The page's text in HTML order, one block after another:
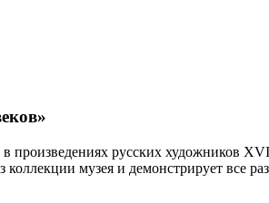
произведениях русских художников
музея и демонстрирует все